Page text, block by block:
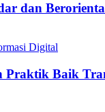
dan
Praktik Baik